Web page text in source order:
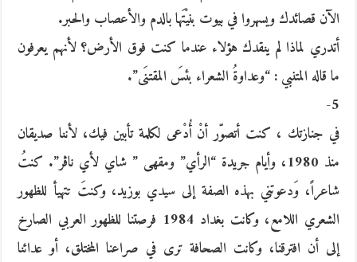
الآن قصائدك ويسهروا في بيوت بنيْتَها بالدم والأعصاب والحبر.
أتدري لماذا لم ينقدك هؤلاء عندما كنت فوق الأرض؟ لأنهم يعرفون
ما قاله المتنبي : “وعداوةُ الشعراء بئسَ المقتنَى”.
5-
في جنازتك ، كنت أتصوّر أنْ أُدْعى لكلمة تأبين فيك، لأننا صديقان
منذ 1980، وأيام جريدة “الرأي” ومقهى ” شاي لأي ناڤر”. كنتُ
شاعراً، وَدعوتني بهذه الصفة إلى سيدي بوزيد، وكنتَ تتهيأ للظهور
الشعري اللامع، وكانت بغداد 1984 فرصتنا للظهور العربي الصارخ
إلى أن افترقنا، وكانت الصحافة ترى في صراعنا المختلق، أو عدائنا